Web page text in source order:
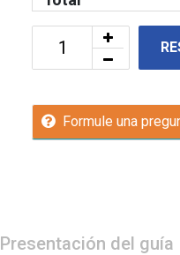
Formule una
Presentación del guía